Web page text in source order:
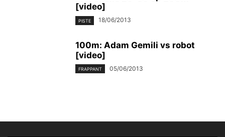
[video]
PISTE 18/06/2013
100m: Adam Gemili vs robot
[video]
FRAPPANT 05/06/2013